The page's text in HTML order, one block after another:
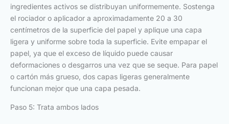
ingredientes activos se distribuyan uniformemente. Sostenga
el rociador o aplicador a aproximadamente 20 a 30
centímetros de la superficie del papel y aplique una capa
ligera y uniforme sobre toda la superficie. Evite empapar el
papel, ya que el exceso de líquido puede causar
deformaciones o desgarros una vez que se seque. Para papel
o cartón más grueso, dos capas ligeras generalmente
funcionan mejor que una capa pesada.
Paso 5: Trata ambos lados